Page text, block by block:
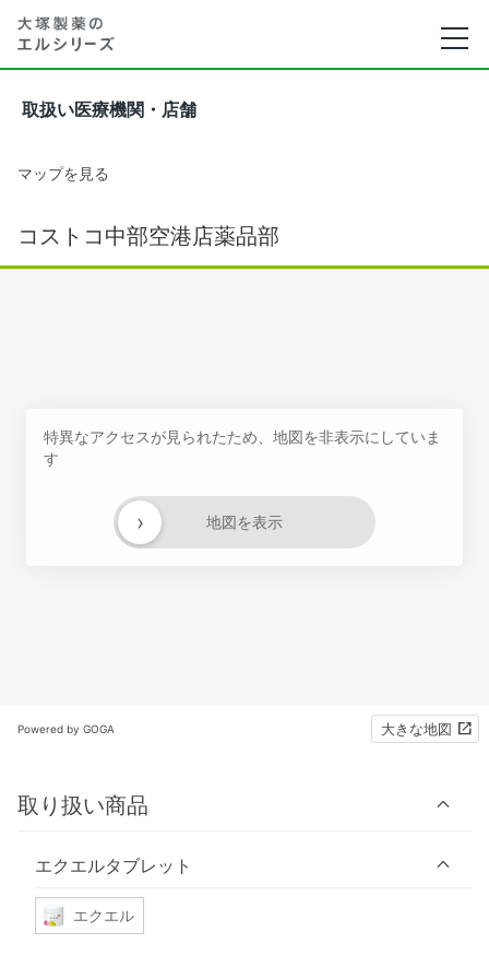
取扱い医療機関・店舗
マップを見る
コストコ中部空港店薬品部
特異なアクセスが見られたため、地図を非表示にしていま
す
地図を表示
›
Powered by GOGA 大きな地図
取り扱い商品
エクエルタブレット
エクエル